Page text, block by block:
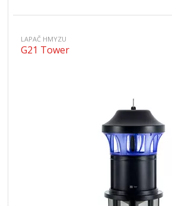
LAPAČ HMYZU
G21 Tower